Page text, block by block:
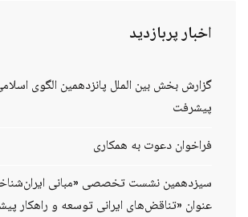
اخبارپربازدید
گزارش بخش بین الملل پانزدهمین الگوی
پیشرفت
فراخوان دعوت به همکاری
سیزدهمین نشست تخصصی «مبانی
عنوان «تناقض‌های ایرانی توسعه و راهکار